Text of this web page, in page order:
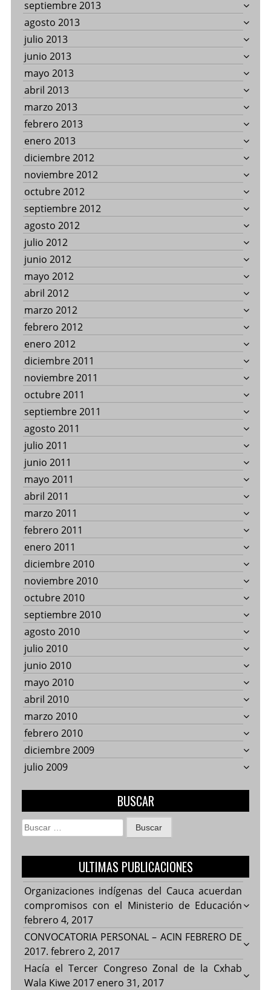
septiembre 2013
agosto 2013
julio 2013
junio 2013
mayo 2013
abril 2013
marzo 2013
febrero 2013
enero 2013
diciembre 2012
noviembre 2012
octubre 2012
septiembre 2012
agosto 2012
julio 2012
junio 2012
mayo 2012
abril 2012
marzo 2012
febrero 2012
enero 2012
diciembre 2011
noviembre 2011
octubre 2011
septiembre 2011
agosto 2011
julio 2011
junio 2011
mayo 2011
abril 2011
marzo 2011
febrero 2011
enero 2011
diciembre 2010
noviembre 2010
octubre 2010
septiembre 2010
agosto 2010
julio 2010
junio 2010
mayo 2010
abril 2010
marzo 2010
febrero 2010
diciembre 2009
julio 2009
BUSCAR
Buscar:
ULTIMAS PUBLICACIONES
Organizaciones indígenas del Cauca acuerdan
compromisos con el Ministerio de Educación
febrero 4, 2017
CONVOCATORIA PERSONAL – ACIN FEBRERO DE
2017. febrero 2, 2017
Hacía el Tercer Congreso Zonal de la Cxhab
Wala Kiwe 2017 enero 31, 2017